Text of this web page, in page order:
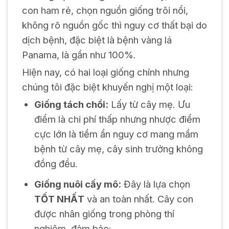
con ham rẻ, chọn nguồn giống trôi nổi,
không rõ nguồn gốc thì nguy cơ thất bại do
dịch bệnh, đặc biệt là bệnh vàng lá
Panama, là gần như 100%.
Hiện nay, có hai loại giống chính nhưng
chúng tôi đặc biệt khuyến nghị một loại:
Giống tách chồi: Lấy từ cây mẹ. Ưu
điểm là chi phí thấp nhưng nhược điểm
cực lớn là tiềm ẩn nguy cơ mang mầm
bệnh từ cây mẹ, cây sinh trưởng không
đồng đều.
Giống nuôi cấy mô: Đây là lựa chọn
TỐT NHẤT và an toàn nhất. Cây con
được nhân giống trong phòng thí